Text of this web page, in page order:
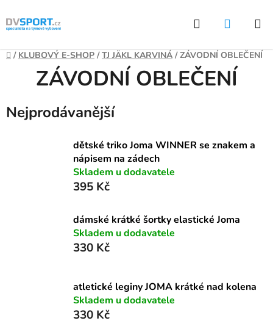
Přejít
na
Hledat
Domů
/ KLUBOVÝ E-SHOP / TJ JÄKL KARVINÁ / ZÁVODNÍ OBLEČENÍ
ZÁVODNÍ OBLEČENÍ
Nejprodávanější
dětské triko Joma WINNER se znakem a
nápisem na zádech
Skladem u dodavatele
395 Kč
dámské krátké šortky elastické Joma
Skladem u dodavatele
330 Kč
atletické leginy JOMA krátké nad kolena
Skladem u dodavatele
330 Kč